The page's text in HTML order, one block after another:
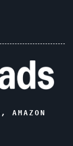
, AMAZON